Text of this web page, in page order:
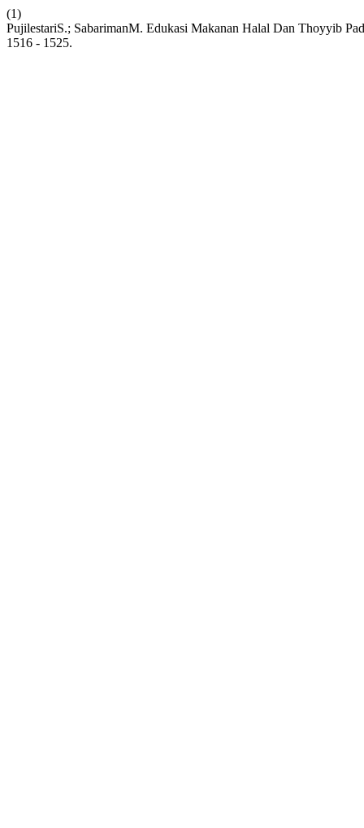
(1)
PujilestariS.; SabarimanM. Edukasi Makanan Halal Dan Thoyyib
1516 - 1525.